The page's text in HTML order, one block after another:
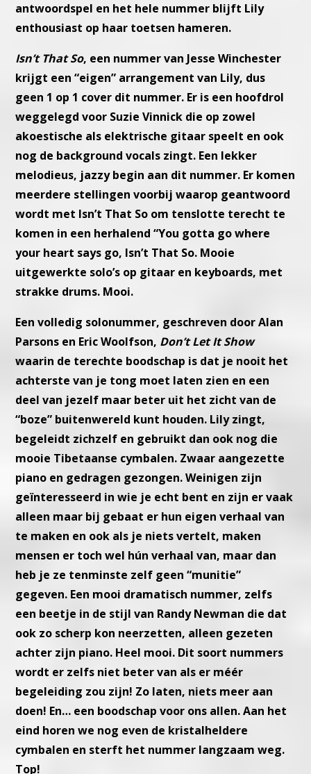
antwoordspel en het hele nummer blijft Lily
enthousiast op haar toetsen hameren.
Isn’t That So, een nummer van Jesse Winchester
krijgt een “eigen” arrangement van Lily, dus
geen 1 op 1 cover dit nummer. Er is een hoofdrol
weggelegd voor Suzie Vinnick die op zowel
akoestische als elektrische gitaar speelt en ook
nog de background vocals zingt. Een lekker
melodieus, jazzy begin aan dit nummer. Er komen
meerdere stellingen voorbij waarop geantwoord
wordt met Isn’t That So om tenslotte terecht te
komen in een herhalend “You gotta go where
your heart says go, Isn’t That So. Mooie
uitgewerkte solo’s op gitaar en keyboards, met
strakke drums. Mooi.
Een volledig solonummer, geschreven door Alan
Parsons en EricWoolfson, Don’t Let It Show
waarin de terechte boodschap is dat je nooit het
achterste van je tong moet laten zien en een
deel van jezelf maar beter uit het zicht van de
“boze” buitenwereld kunt houden. Lily zingt,
begeleidt zichzelf en gebruikt dan ook nog die
mooie Tibetaanse cymbalen. Zwaar aangezette
piano en gedragen gezongen.Weinigen zijn
geïnteresseerd in wie je echt bent en zijn er vaak
alleen maar bij gebaat er hun eigen verhaal van
te maken en ook als je nietsvertelt, maken
mensen er toch wel hún verhaal van, maar dan
heb je ze tenminste zelf geen “munitie”
gegeven. Een mooi dramatisch nummer, zelfs
een beetje in de stijl van Randy Newman die dat
ook zo scherp kon neerzetten, alleen gezeten
achter zijn piano. Heel mooi. Dit soort nummers
wordt er zelfs niet beter van als er méér
begeleiding zou zijn! Zo laten, niets meer aan
doen! En… een boodschapvoor ons allen. Aan het
eind horen we nog even de kristalheldere
cymbalen en sterft het nummer langzaam weg.
Top!